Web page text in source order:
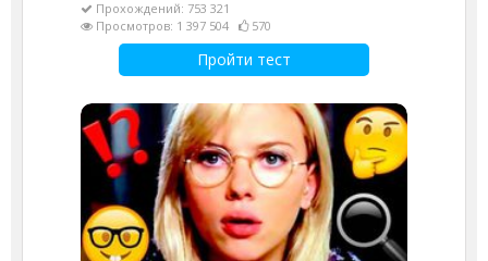
Прохождений: 753 321
Просмотров: 1 397 504
570
Пройти тест